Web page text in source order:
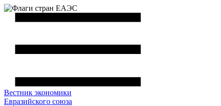
Вестник экономики
Евразийского союза